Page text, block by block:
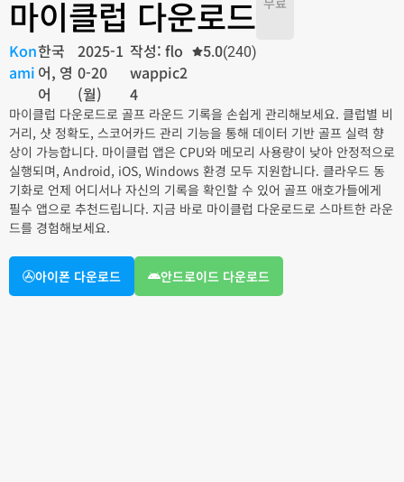
마이클럽 다운로드
Kon
ami
한국
어, 영
어
2025-1
0-20
(월)
작성: flo
wappic2
4
5.0(240)
마이클럽 다운로드로 골프 라운드 기록을 손쉽게 관리해보세요. 클럽별 비
거리, 샷 정확도, 스코어카드 관리 기능을 통해 데이터 기반 골프 실력 향
상이 가능합니다. 마이클럽 앱은 CPU와 메모리 사용량이 낮아 안정적으로
실행되며, Android, iOS, Windows 환경 모두 지원합니다. 클라우드 동
기화로 언제 어디서나 자신의 기록을 확인할 수 있어 골프 애호가들에게
필수 앱으로 추천드립니다. 지금 바로 마이클럽 다운로드로 스마트한 라운
드를 경험해보세요.
아이폰 다운로드 안드로이드 다운로드